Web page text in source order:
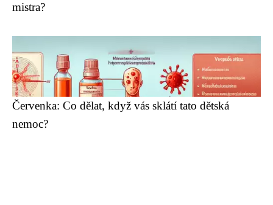
mistra?
Červenka: Co dělat, když vás sklátí tato dětská
nemoc?